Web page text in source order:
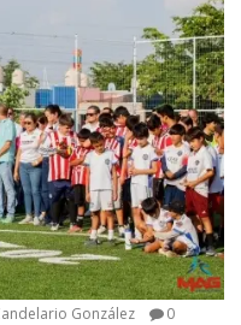
González 0